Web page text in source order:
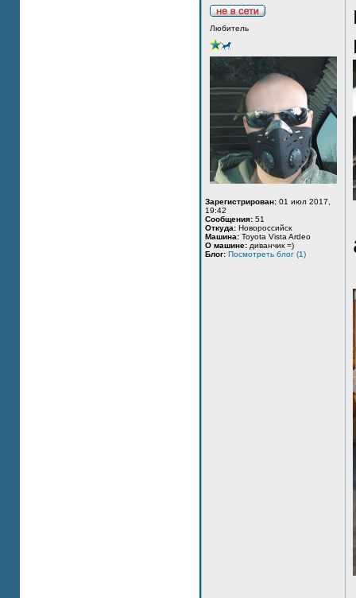
Любитель
Зарегистрирован: 01 июл 2017,
19:42
Сообщения: 51
Откуда: Новороссийск
Машина: Toyota Vista Ardeo
О машине: диванчик =)
Блог: Посмотреть блог (1)